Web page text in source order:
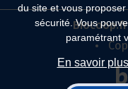
du site et vous
sécurité. Vous
paramétrant
En savoir
Biocoop.fr